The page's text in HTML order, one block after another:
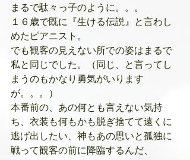
まるで駄々っ子のように。。。
１６歳で既に『生ける伝説』と言わし
めたピアニスト。
でも観客の見えない所での姿はまるで
私と同じでした。（同じ、と言ってし
まうのもかなり勇気がいります
が。。。）
本番前の、あの何とも言えない気持
ち、衣装も何もかも脱ぎ捨てて遠くに
逃げ出したい、神もあの思いと孤独に
戦って観客の前に降臨するんだ、